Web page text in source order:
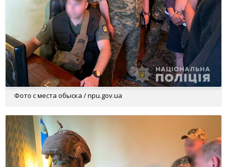
Фото с места обыска / npu.gov.ua